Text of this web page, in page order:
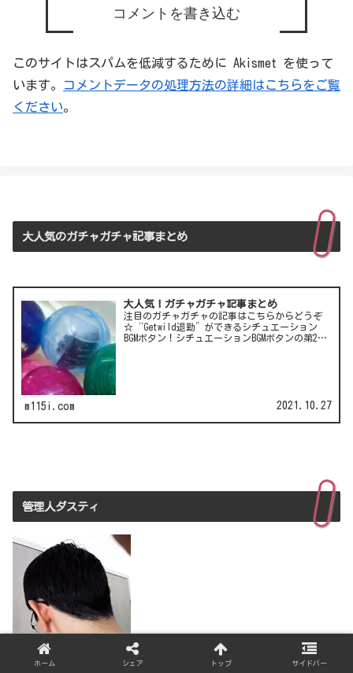
コメントを書き込む
このサイトはスパムを低減するために Akismet を使って
います。
コメントデータの処理方法の詳細はこちらをご覧
ください。
大人気のガチャガチャ記事まとめ
大人気！ガチャガチャ記事まとめ
注目のガチャガチャの記事はこちらからどうぞ
☆“Getwild退勤”ができるシチュエーション
BGMボタン！シチュエーションBGMボタンの第2
m115i.com 2021.10.27
管理人ダスティ
ホーム シェア トップ サイドバー